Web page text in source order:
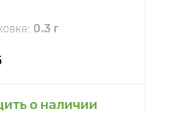
0.3 г
о наличии